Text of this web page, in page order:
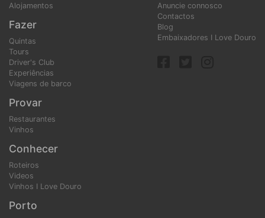
Anuncie connosco
Contactos
Blog
Embaixadores I Love Douro
Alojamentos
Fazer
Quintas
Tours
Driver's Club
Experiências
Viagens de barco
Provar
Restaurantes
Vinhos
Conhecer
Roteiros
Videos
Vinhos I Love Douro
Porto